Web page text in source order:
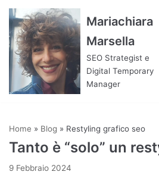
Vai
al
contenuto
Mariachiara
Marsella
SEO Strategist e
Digital Temporary
Manager
Home » Blog » Restyling grafico seo
Tanto è “solo” un
9 Febbraio 2024